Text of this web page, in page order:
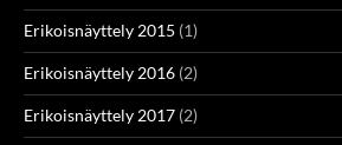
Erikoisnäyttely 2015 (1)
Erikoisnäyttely 2016 (2)
Erikoisnäyttely 2017 (2)